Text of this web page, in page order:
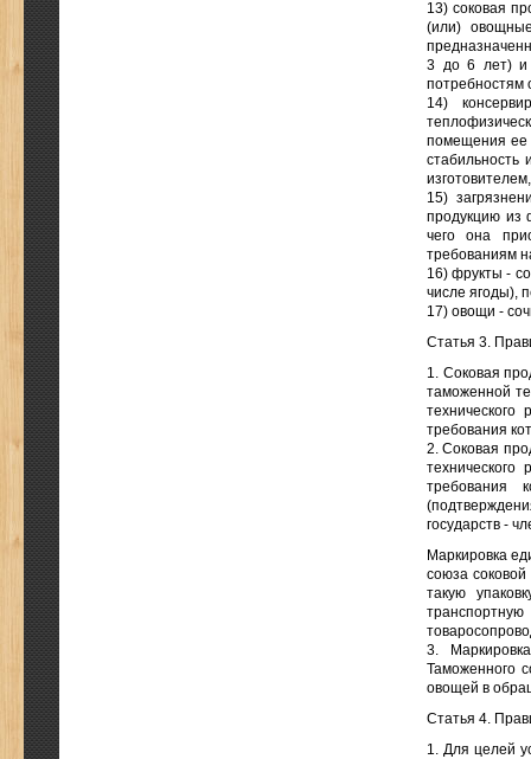
13) соковая
(или)
3 до 6 лет) и
потребностям
14)
помещения ее
стабильность
15)
продукцию из
чего она
требованиям
16) фрукты -
числе ягоды),
17) овощи -
Статья 3.
1. Соковая
таможенной
требования
2. Соковая
требования
государств -
Маркировка
союза
такую
3.
Таможенного
овощей в
Статья 4.
1. Для целей